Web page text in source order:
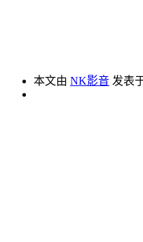
本文由 NK影音 发表